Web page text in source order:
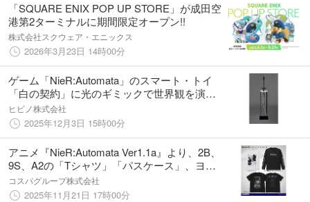
「SQUARE ENIX POP UP STORE」が成田空
港第2ターミナルに期間限定オープン!!
株式会社スクウェア・エニックス
2026年3月23日 14時00分
ゲーム「NieR:Automata」のスマート・トイ
「白の契約」に光のギミックで世界観を演出
するライトリング付スタンドが登場、12月22
日（月）より発売
ヒビノ株式会社
2025年12月3日 15時00分
アニメ『NieR:Automata Ver1.1a』より、2B、
9S、A2の「Tシャツ」「パスケース」、ヨル
ハ部隊の「ロングTシャツ」「刺繡ローキャッ
プ」などが登場！【株式会社コスパ】
コスパグループ株式会社
2025年11月21日 17時00分